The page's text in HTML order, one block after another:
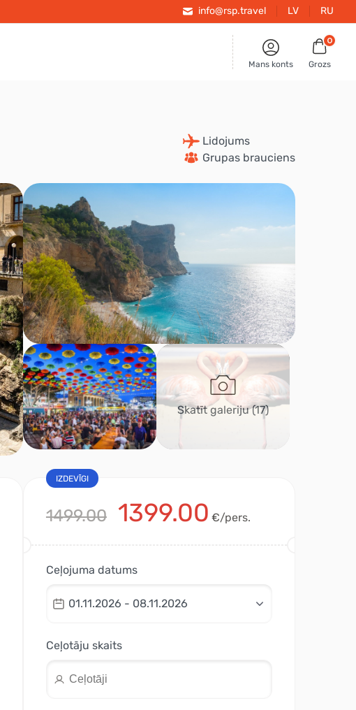
info@rsp.travel LV RU
Mans konts
0
Grozs
Lidojums
Grupas brauciens
Skatīt galeriju(17)
IZDEVĪGI
1499.00 1399.00 €/pers.
Ceļojuma datums
01.11.2026 - 08.11.2026
Ceļotāju skaits